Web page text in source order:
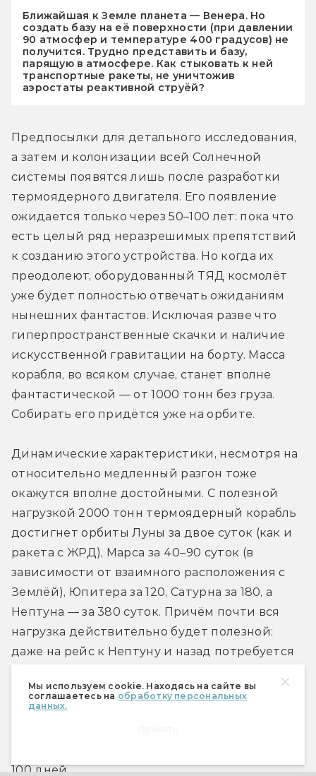
Мы используем cookie. Находясь на сайте вы
соглашаетесь на обработку персональных
данных.
Ближайшая к Земле планета — Венера. Но
создать базу на её поверхности (при давлении
90 атмосфер и температуре 400 градусов) не
получится. Трудно представить и базу,
парящую в атмосфере. Как стыковать к ней
транспортные ракеты, не уничтожив
аэростаты реактивной струёй?
Предпосылки для детального исследования,
а затем и колонизации всей Солнечной
системы появятся лишь после разработки
термоядерного двигателя. Его появление
ожидается только через 50–100 лет: пока что
есть целый ряд неразрешимых препятствий
к созданию этого устройства. Но когда их
преодолеют, оборудованный ТЯД космолёт
уже будет полностью отвечать ожиданиям
нынешних фантастов. Исключая разве что
гиперпространственные скачки и наличие
искусственной гравитации на борту. Масса
корабля, во всяком случае, станет вполне
фантастической — от 1000 тонн без груза.
Собирать его придётся уже на орбите.
Динамические характеристики, несмотря на
относительно медленный разгон тоже
окажутся вполне достойными. С полезной
нагрузкой 2000 тонн термоядерный корабль
достигнет орбиты Луны за двое суток (как и
ракета с ЖРД), Марса за 40–90 суток (в
зависимости от взаимного расположения с
Землёй), Юпитера за 120, Сатурна за 180, а
Нептуна — за 380 суток. Причём почти вся
нагрузка действительно будет полезной:
даже на рейс к Нептуну и назад потребуется
тонн водорода. Если же принять на борт
вместо груза 1500 тонн гелия для разгона на
100 дней.